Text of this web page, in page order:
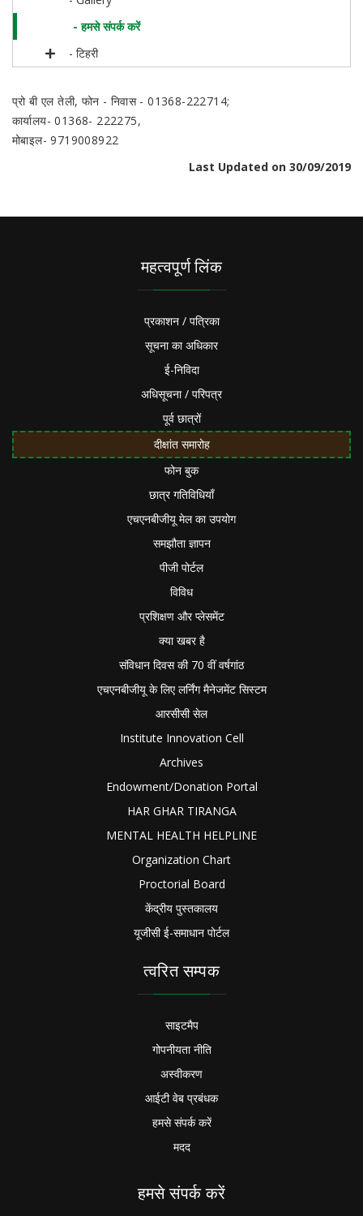
- हमसे संपर्क करें
- टिहरी
प्रो बी एल तेली, फोन - निवास - 01368-222714;
कार्यालय- 01368- 222275,
मोबाइल- 9719008922
Last Updated on 30/09/2019
महत्वपूर्ण लिंक
प्रकाशन / पत्रिका
सूचना का अधिकार
ई-निविदा
अधिसूचना / परिपत्र
पूर्व छात्रों
दीक्षांत समारोह
फोन बुक
छात्र गतिविधियाँ
एचएनबीजीयू मेल का उपयोग
समझौता ज्ञापन
पीजी पोर्टल
विविध
प्रशिक्षण और प्लेसमेंट
क्या खबर है
संविधान दिवस की 70 वीं वर्षगांठ
एचएनबीजीयू के लिए लर्निंग मैनेजमेंट सिस्टम
आरसीसी सेल
Institute Innovation Cell
Archives
Endowment/Donation Portal
HAR GHAR TIRANGA
MENTAL HEALTH HELPLINE
Organization Chart
Proctorial Board
केंद्रीय पुस्तकालय
यूजीसी ई-समाधान पोर्टल
त्वरित सम्पक
साइटमैप
गोपनीयता नीति
अस्वीकरण
आईटी वेब प्रबंधक
हमसे संपर्क करें
मदद
हमसे संपर्क करें